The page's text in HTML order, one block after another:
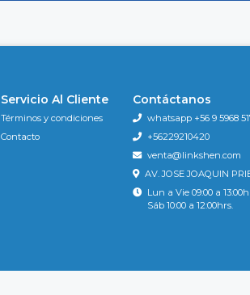
Servicio Al Cliente
Términos y condiciones
Contacto
Contáctanos
whatsapp +56 9 5968
+56229210420
venta@linkshen.com
AV. JOSE JOAQUIN
Lun a Vie 09:00 a
Sáb 10:00 a 12:00hrs.